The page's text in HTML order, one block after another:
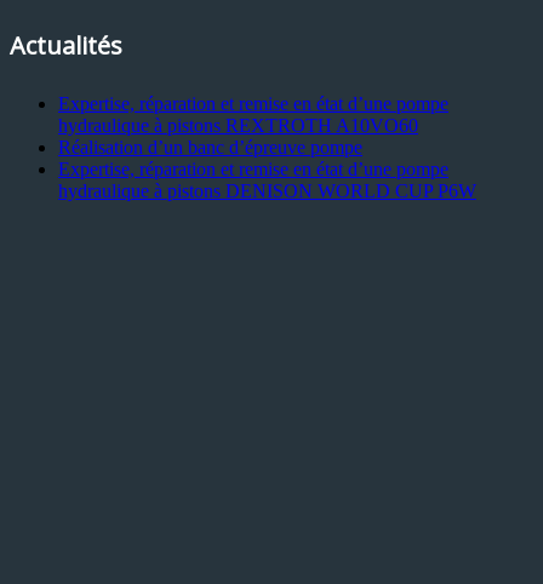
Actualités
Expertise, réparation et remise en état d’une pompe
hydraulique à pistons REXTROTH A10VO60
Réalisation d’un banc d’épreuve pompe
Expertise, réparation et remise en état d’une pompe
hydraulique à pistons DENISON WORLD CUP P6W